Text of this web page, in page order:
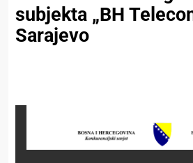
subjekta „BH
Sarajevo